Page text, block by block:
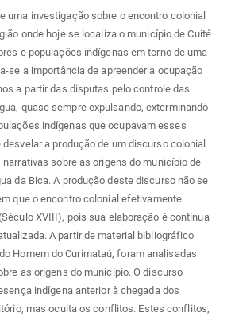
uma investigação sobre o encontro colonial
onde hoje se localiza o município de Cuité
e populações indígenas em torno de uma
se a importância de apreender a ocupação
a partir das disputas pelo controle das
quase sempre expulsando, exterminando
indígenas que ocupavam esses
a produção de um discurso colonial
sobre as origens do município de
da Bica. A produção deste discurso não se
que o encontro colonial efetivamente
XVIII), pois sua elaboração é contínua
A partir de material bibliográfico
Homem do Curimataú, foram analisadas
as origens do município. O discurso
indígena anterior à chegada dos
mas oculta os conflitos. Estes conflitos,